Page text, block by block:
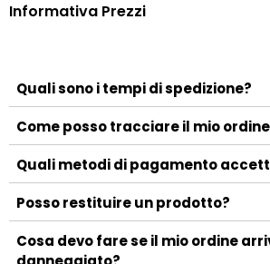
Informativa Prezzi
Quali sono i tempi di spedizione?
I tempi di spedizione variano a seconda
scelto e della località di destinazione.
consegna avviene entro 3-5 giorni
Come posso tracciare il mio
Una volta spedito l'ordine, riceverai
di tracciamento e il link per monitorare
Quali metodi di pagamento
Accettiamo i principali metodi di
carte di credito, PayPal, bonifico
Posso restituire un prodotto?
Sì, puoi restituire un prodotto entro 14
ricezione. Assicurati che il prodotto sia
Cosa devo fare se il mio ordine